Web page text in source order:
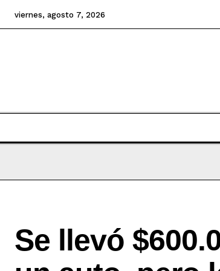
viernes, agosto 7, 2026
Se llevó